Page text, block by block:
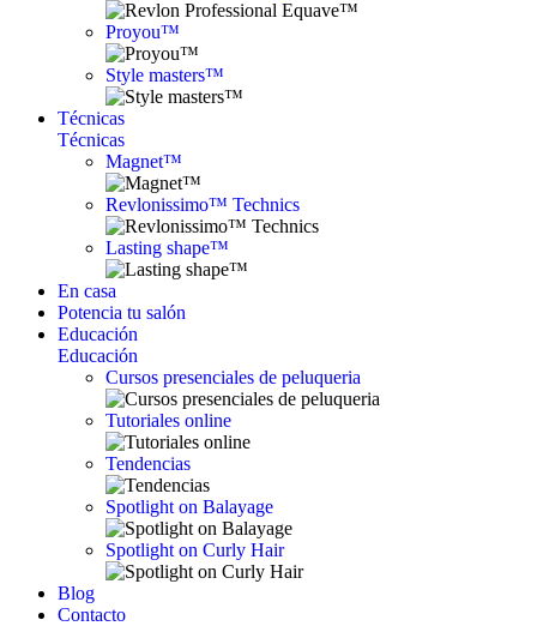
Proyou™
Style masters™
Técnicas
Técnicas
Magnet™
Revlonissimo™ Technics
Lasting shape™
En casa
Potencia tu salón
Educación
Educación
Cursos presenciales de peluqueria
Tutoriales online
Tendencias
Spotlight on Balayage
Spotlight on Curly Hair
Blog
Contacto